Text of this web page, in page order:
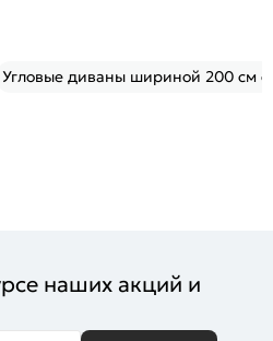
Угловые диваны шириной 200 см
наших акций и